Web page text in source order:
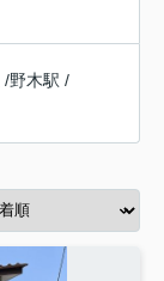
/野木駅 /